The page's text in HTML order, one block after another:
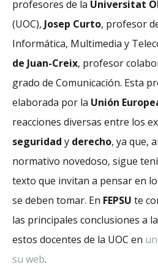
profesores de la Universitat
(UOC), Josep Curto, profesor
Informática, Multimedia y
de Juan-Creix, profesor
grado de Comunicación. Esta
elaborada por la Unión
reacciones diversas entre los
seguridad y derecho, ya que,
normativo novedoso, sigue
texto que invitan a pensar en
se deben tomar. En FEPSU te
las principales conclusiones a
estos docentes de la UOC en
su web.